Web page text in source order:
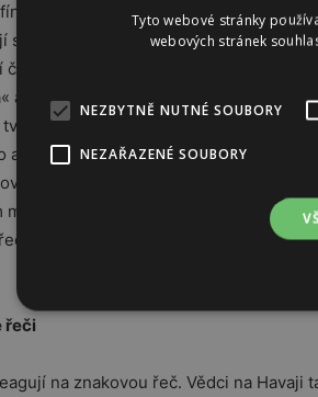
spolu komunikují pestrými zvuky a
se jmény a s naprostou přesností na
či pískání – každý delfín má své
a tím se zřejmě představují. Podobně
máma“ nebo „Já jsem tvůj
až do nedávna výsadou lidí, primátů a
delfína lovícího murénu. Lákal ji z
mrtvé ropušnice. Australští delfíni
poškozením od trnů, jedovatých ryb
řeči
na znakovou řeč. Vědci na Havaji
Tyto webové stránky
webových stránek
NEZBYTNĚ NUTNÉ SOUBORY
NEZAŘAZENÉ SOUBORY